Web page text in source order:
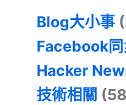
Blog大小事
Facebook
Hacker
技術相關